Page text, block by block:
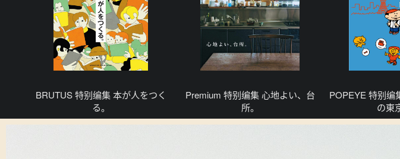
BRUTUS 特别编集 本が人をつく
る。
Premium 特别编集 心地よい、台
所。
POPEYE 特别编
の東